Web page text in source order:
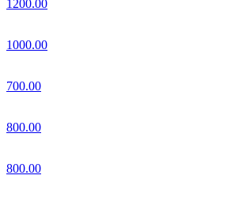
1200.00
1000.00
700.00
800.00
800.00